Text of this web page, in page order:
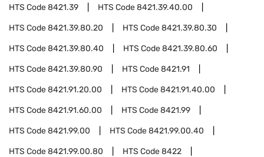
HTS Code8421.39 HTS Code8421.39.40.00
HTS Code8421.39.80.20 HTS Code8421.39.80.30
HTS Code8421.39.80.40 HTS Code8421.39.80.60
HTS Code8421.39.80.90 HTS Code8421.91
HTS Code8421.91.20.00 HTS Code8421.91.40.00
HTS Code8421.91.60.00 HTS Code8421.99
HTS Code8421.99.00 HTS Code8421.99.00.40
HTS Code8421.99.00.80 HTS Code8422